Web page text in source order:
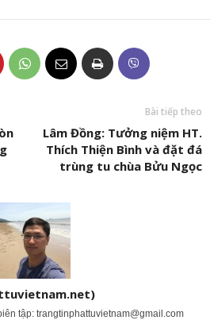
Bài tiếp theo
Lâm Đồng: Tưởng niệm HT.
Thích Thiện Bình và đặt đá
trùng tu chùa Bửu Ngọc
tập: trangtinphattuvietnam@gmail.com